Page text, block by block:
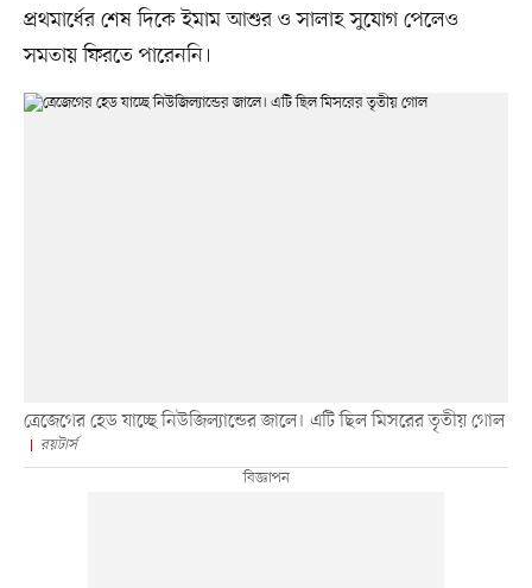
প্রথমার্ধের শেষ দিকে ইমাম আশুর ও সালাহ সুযোগ পেলেও
সমতায় ফিরতে পারেননি।
ত্রেজেগের হেড যাচ্ছে নিউজিল্যান্ডের জালে। এটি ছিল মিসরের তৃতীয় গোল
রয়টার্স